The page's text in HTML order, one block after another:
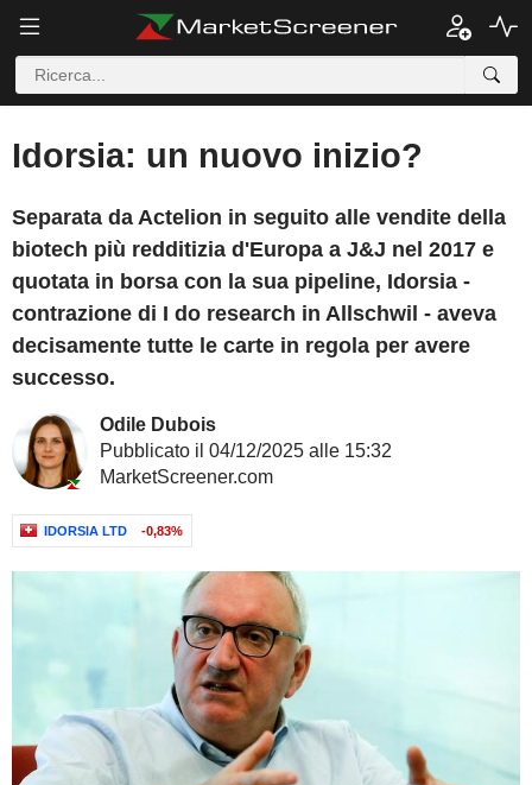
Idorsia: un nuovo inizio?
Separata da Actelion in seguito alle vendite della
biotech più redditizia d'Europa a J&J nel 2017 e
quotata in borsa con la sua pipeline, Idorsia -
contrazione di I do research in Allschwil - aveva
decisamente tutte le carte in regola per avere
successo.
Odile Dubois
Pubblicato il 04/12/2025 alle 15:32
MarketScreener.com
IDORSIA LTD -0,83%